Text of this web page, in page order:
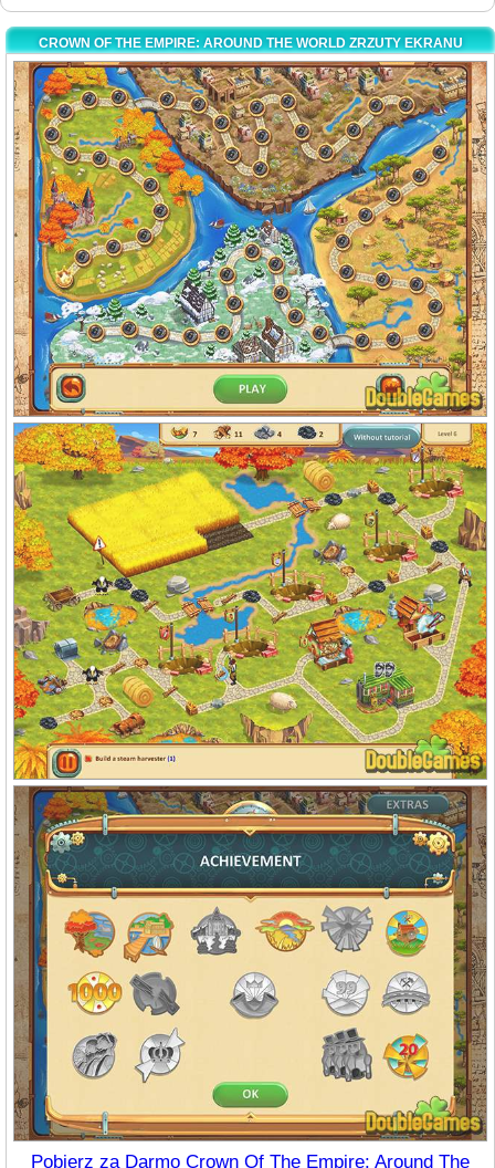
CROWN OF THE EMPIRE: AROUND THE WORLD ZRZUTY EKRANU
Pobierz za Darmo Crown Of The Empire: Around The